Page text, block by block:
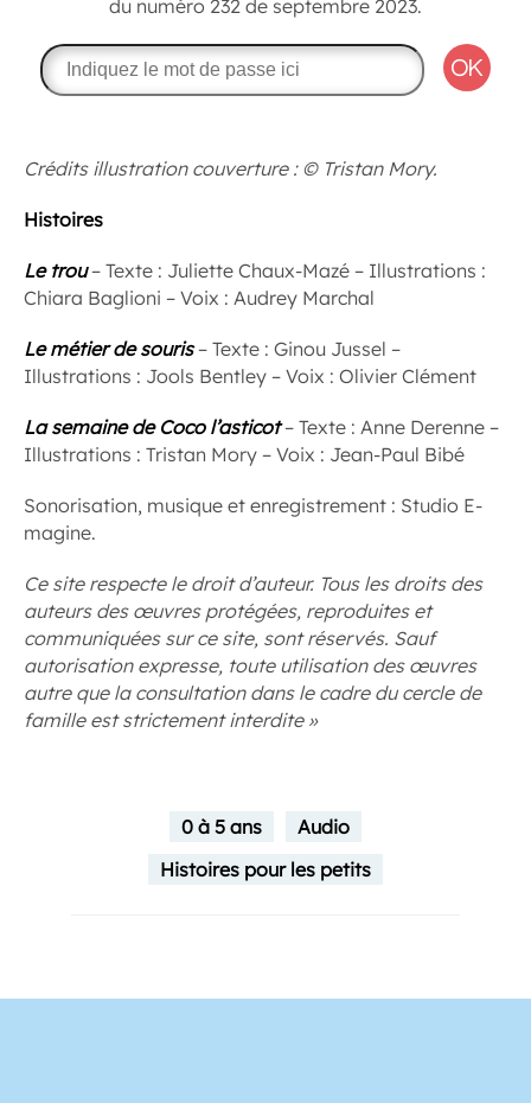
du numéro 232 de septembre 2023.
OK
Crédits illustration couverture : © Tristan Mory.
Histoires
Le trou– Texte : Juliette Chaux-Mazé – Illustrations :
Chiara Baglioni – Voix : Audrey Marchal
Le métier de souris– Texte : Ginou Jussel –
Illustrations : Jools Bentley – Voix : Olivier Clément
La semaine de Coco l’asticot– Texte : Anne Derenne –
Illustrations : Tristan Mory – Voix : Jean-Paul Bibé
Sonorisation, musique et enregistrement : Studio E-
magine.
Ce site respecte le droit d’auteur. Tous les droits des
auteurs des œuvres protégées, reproduites et
communiquées sur ce site, sont réservés. Sauf
autorisation expresse, toute utilisation des œuvres
autre que la consultation dans le cadre du cercle de
famille est strictement interdite »
0 à 5 ans
Audio
Histoires pour les petits